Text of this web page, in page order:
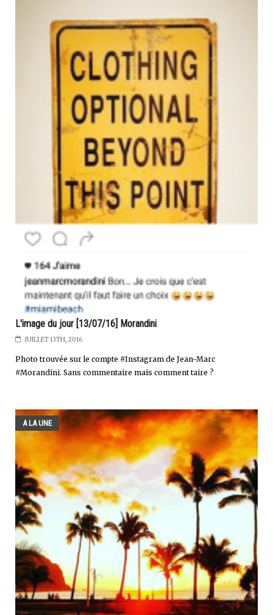
L'image du jour [13/07/16] Morandini
JUILLET 13TH, 2016
Photo trouvée sur le compte #Instagram de Jean-Marc
#Morandini. Sans commentaire mais comment taire ?
A LA UNE